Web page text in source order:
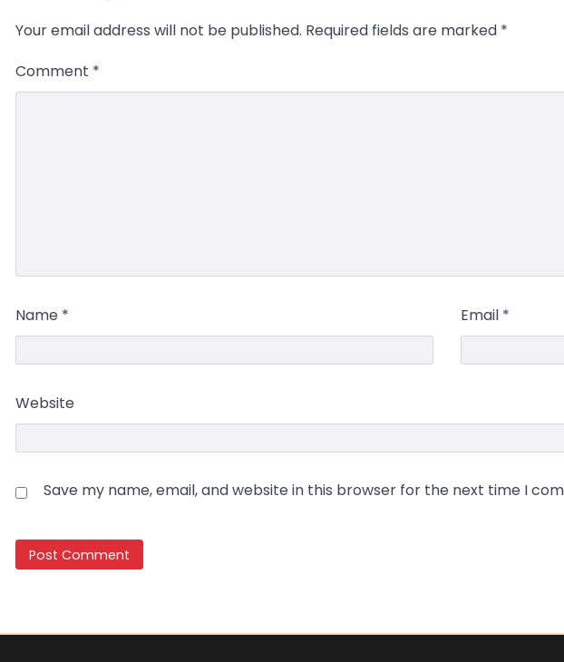
Your email address will not be published. Required fields are marked *
Comment *
Name * Email *
Website
Save my name, email, and website in this browser for the next time I